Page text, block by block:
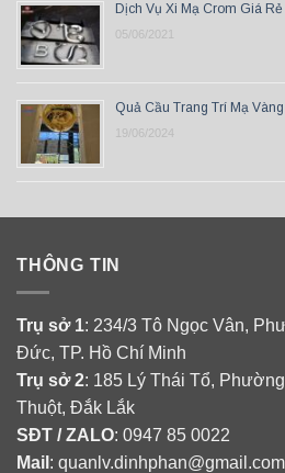
Dịch Vụ Xi Mạ Crom Giá Rẻ
05/06/2021
Quả Cầu Trang Trí Mạ
19/06/2024
THÔNG TIN
Trụ sở 1: 234/3 Tô Ngọc Vân,
Đức, TP. Hồ Chí Minh
Trụ sở 2: 185 Lý Thái Tổ,
Thuột, Đắk Lắk
SĐT / ZALO: 0947 85 0022
Mail : quanlv.dinhphan@gmail.com